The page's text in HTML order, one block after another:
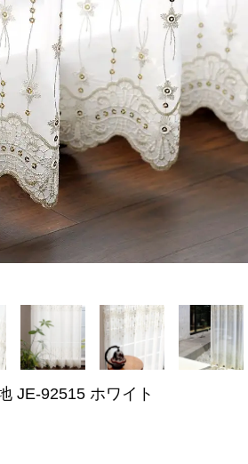
JE-92515 ホワイト